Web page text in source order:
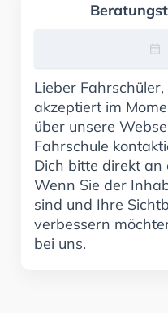
Lieber
akzeptiert im
über unsere
Fahrschule
Dich bitte direkt an
Wenn Sie der
sind und Ihre
verbessern
bei uns.